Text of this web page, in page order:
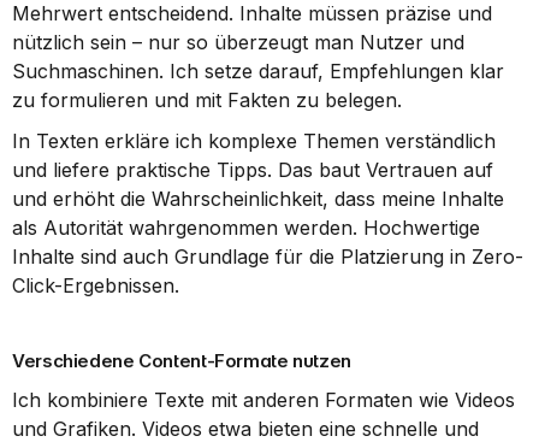
Mehrwert entscheidend. Inhalte müssen präzise und
nützlich sein – nur so überzeugt man Nutzer und
Suchmaschinen. Ich setze darauf, Empfehlungen klar
zu formulieren und mit Fakten zu belegen.
In Texten erkläre ich komplexe Themen verständlich
und liefere praktische Tipps. Das baut Vertrauen auf
und erhöht die Wahrscheinlichkeit, dass meine Inhalte
als Autorität wahrgenommen werden. Hochwertige
Inhalte sind auch Grundlage für die Platzierung in Zero-
Click-Ergebnissen.
Verschiedene Content-Formate nutzen
Ich kombiniere Texte mit anderen Formaten wie Videos
und Grafiken. Videos etwa bieten eine schnelle und